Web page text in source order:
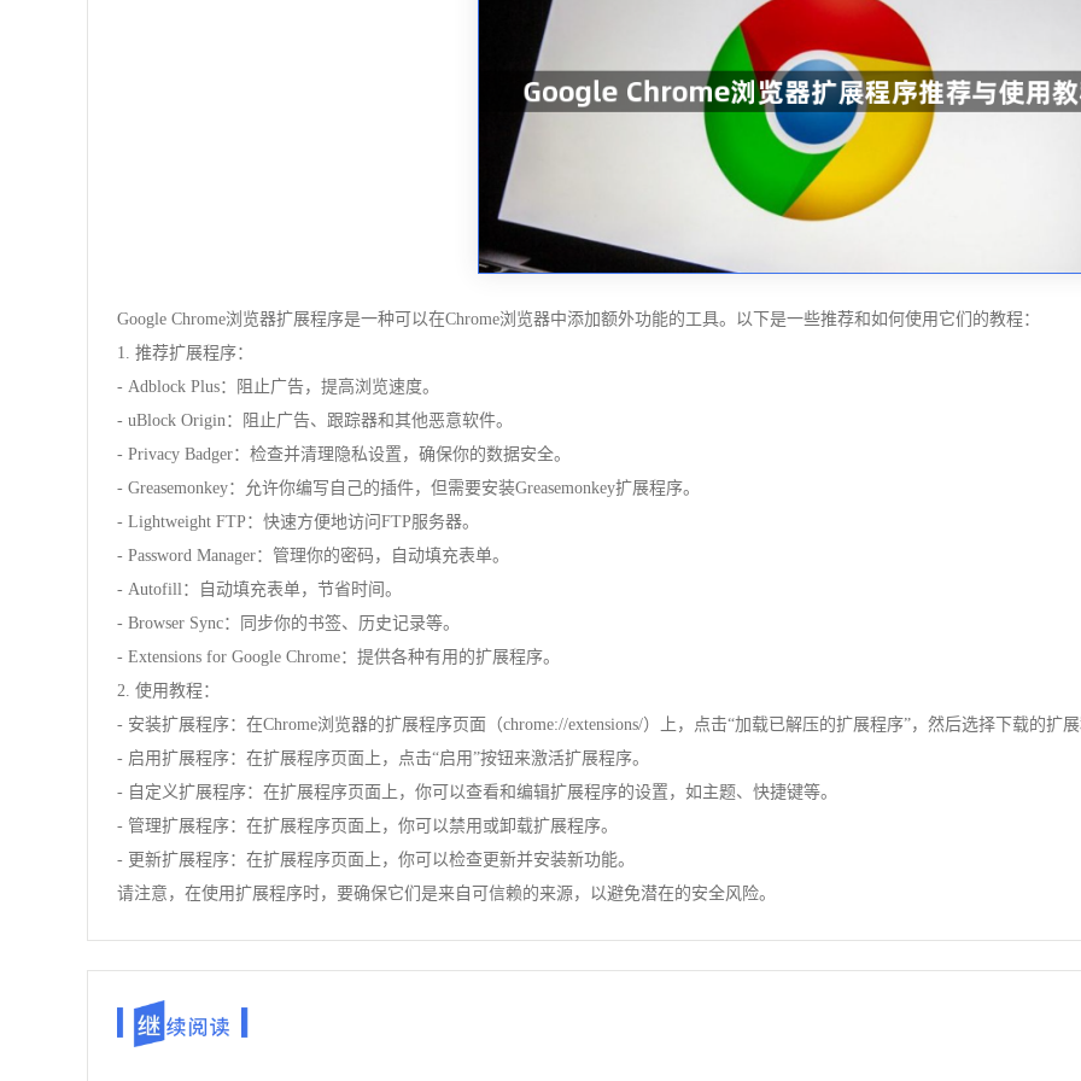
Google Chrome浏览器扩展程序是一种可以在Chrome浏览器中添加额外功能的工具。以下是一些推荐和如何使用它们的教程：
1. 推荐扩展程序：
- Adblock Plus：阻止广告，提高浏览速度。
- uBlock Origin：阻止广告、跟踪器和其他恶意软件。
- Privacy Badger：检查并清理隐私设置，确保你的数据安全。
- Greasemonkey：允许你编写自己的插件，但需要安装Greasemonkey扩展程序。
- Lightweight FTP：快速方便地访问FTP服务器。
- Password Manager：管理你的密码，自动填充表单。
- Autofill：自动填充表单，节省时间。
- Browser Sync：同步你的书签、历史记录等。
- Extensions for Google Chrome：提供各种有用的扩展程序。
2. 使用教程：
- 安装扩展程序：在Chrome浏览器的扩展程序页面（chrome://extensions/）上，点击“加载已解压的扩展程序”，然后选择下载的扩展
- 启用扩展程序：在扩展程序页面上，点击“启用”按钮来激活扩展程序。
- 自定义扩展程序：在扩展程序页面上，你可以查看和编辑扩展程序的设置，如主题、快捷键等。
- 管理扩展程序：在扩展程序页面上，你可以禁用或卸载扩展程序。
- 更新扩展程序：在扩展程序页面上，你可以检查更新并安装新功能。
请注意，在使用扩展程序时，要确保它们是来自可信赖的来源，以避免潜在的安全风险。